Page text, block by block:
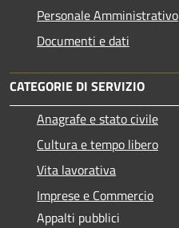
Personale Amministrativo
Documenti e dati
CATEGORIE DI SERVIZIO
Anagrafe e stato civile
Cultura e tempo libero
Vita lavorativa
Imprese e Commercio
Appalti pubblici